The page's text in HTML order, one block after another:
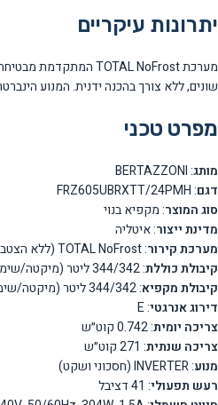
יתרונות עיקריים
שונים, ללא צורך בהכנה ידנית. המנוע הינברטר
מפרט טכני
מותג: BERTAZZONI
דגם: FRZ605UBRXTT/24PMH
סוג המוצר: מקפיא בנוי
מדינת ייצור: איטליה
מערכת קירור: TOTAL NoFrost (ללא הצטברות כפור)
קיבולת כוללת: 344/342 ליטר (מיקטה/שימושית)
קיבולת מקפיא: 344/342 ליטר (מיקטה/שימושית)
דירוג אנרגטי: E
צריכה יומית: 0.742 קוט״ש
צריכה שנתית: 271 קוט״ש
מנוע: INVERTER (חסכוני ושקט)
רעש תפעולי: 41 דציבל